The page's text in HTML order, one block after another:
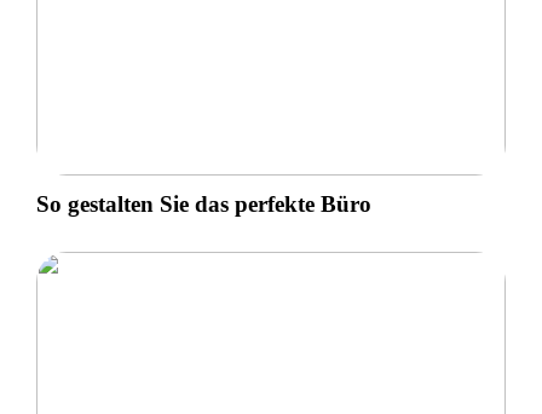
So gestalten Sie das perfekte Büro